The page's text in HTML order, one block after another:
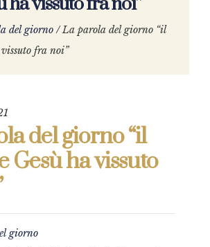
del giorno /La parola del giorno “il
fra noi”
del giorno “il
Gesù ha vissuto
giorno